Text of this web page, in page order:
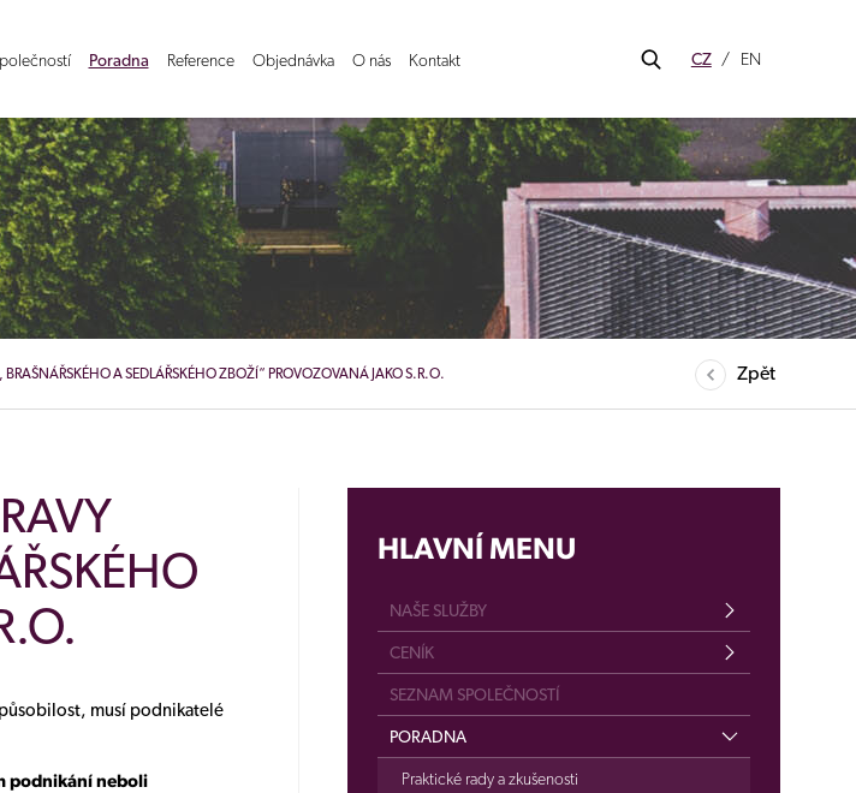
Poradna Reference Objednávka O nás Kontakt CZ EN
Zpět
A SEDLÁŘSKÉHO ZBOŽÍ“ PROVOZOVANÁ JAKO S.R.O.
musí podnikatelé
podnikání neboli
HLAVNÍ MENU
NAŠE SLUŽBY
CENÍK
SEZNAM SPOLEČNOSTÍ
PORADNA
Praktické rady a zkušenosti